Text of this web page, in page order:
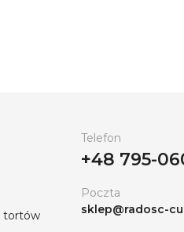
polecamy chrupiące kulki
tortów
Telefon
+48 795-
Poczta
sklep@radosc-